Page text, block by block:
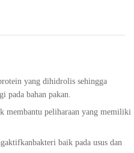
yang dihidrolis sehingga
pada bahan pakan.
membantu peliharaan yang memiliki
baik pada usus dan